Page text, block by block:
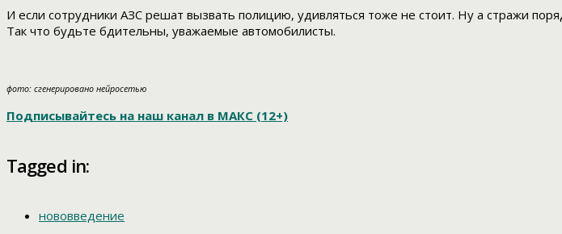
И если сотрудники АЗС решат вызвать полицию, удивляться тоже не стоит. Ну а стражи
Так что будьте бдительны, уважаемые автомобилисты.
фото: сгенерировано нейросетью
Подписывайтесь на наш канал в МАКС (12+)
Tagged in:
нововведение